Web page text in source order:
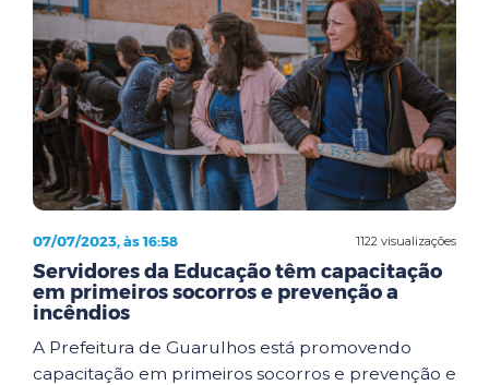
1122 visualizações
07/07/2023, às 16:58
Servidores da Educação têm capacitação
em primeiros socorros e prevenção a
incêndios
A Prefeitura de Guarulhos está promovendo
capacitação em primeiros socorros e prevenção e